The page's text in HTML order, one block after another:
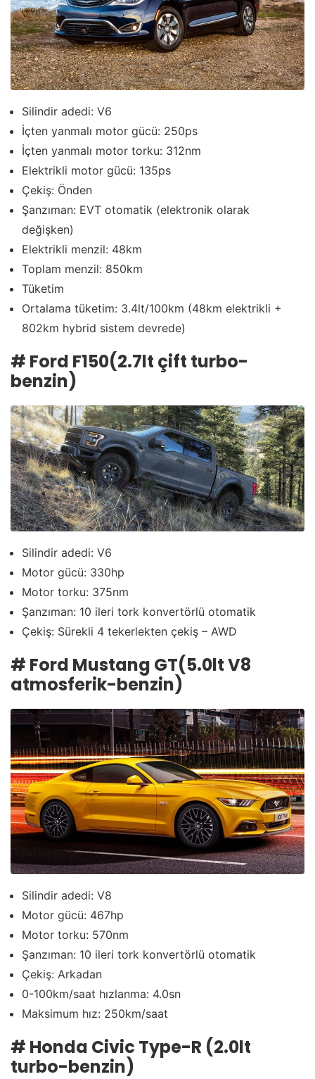
Silindir adedi: V6
İçten yanmalı motor gücü: 250ps
İçten yanmalı motor torku: 312nm
Elektrikli motor gücü: 135ps
Çekiş: Önden
Şanzıman: EVT otomatik (elektronik olarak
değişken)
Elektrikli menzil: 48km
Toplam menzil: 850km
Tüketim
Ortalama tüketim: 3.4lt/100km (48km elektrikli +
802km hybrid sistem devrede)
# Ford F150(2.7lt çift turbo-
benzin)
Silindir adedi: V6
Motor gücü: 330hp
Motor torku: 375nm
Şanzıman: 10 ileri tork konvertörlü otomatik
Çekiş: Sürekli 4 tekerlekten çekiş – AWD
# Ford Mustang GT(5.0lt V8
atmosferik-benzin)
Silindir adedi: V8
Motor gücü: 467hp
Motor torku: 570nm
Şanzıman: 10 ileri tork konvertörlü otomatik
Çekiş: Arkadan
0-100km/saat hızlanma: 4.0sn
Maksimum hız: 250km/saat
# Honda Civic Type-R (2.0lt
turbo-benzin)